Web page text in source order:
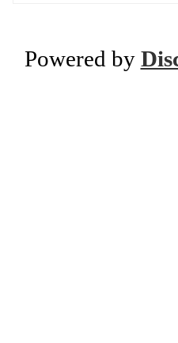
Powered by